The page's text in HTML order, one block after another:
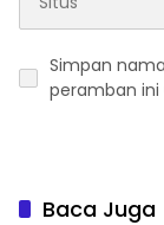
Simpan
peramban
Baca Juga